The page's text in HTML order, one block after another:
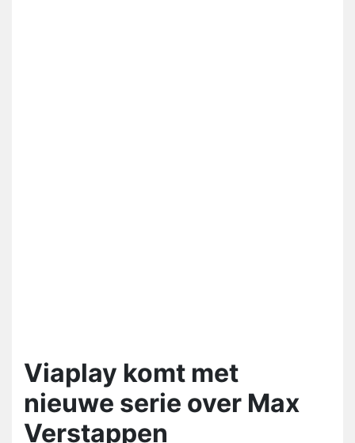
Viaplay komt met
nieuwe serie over Max
Verstappen